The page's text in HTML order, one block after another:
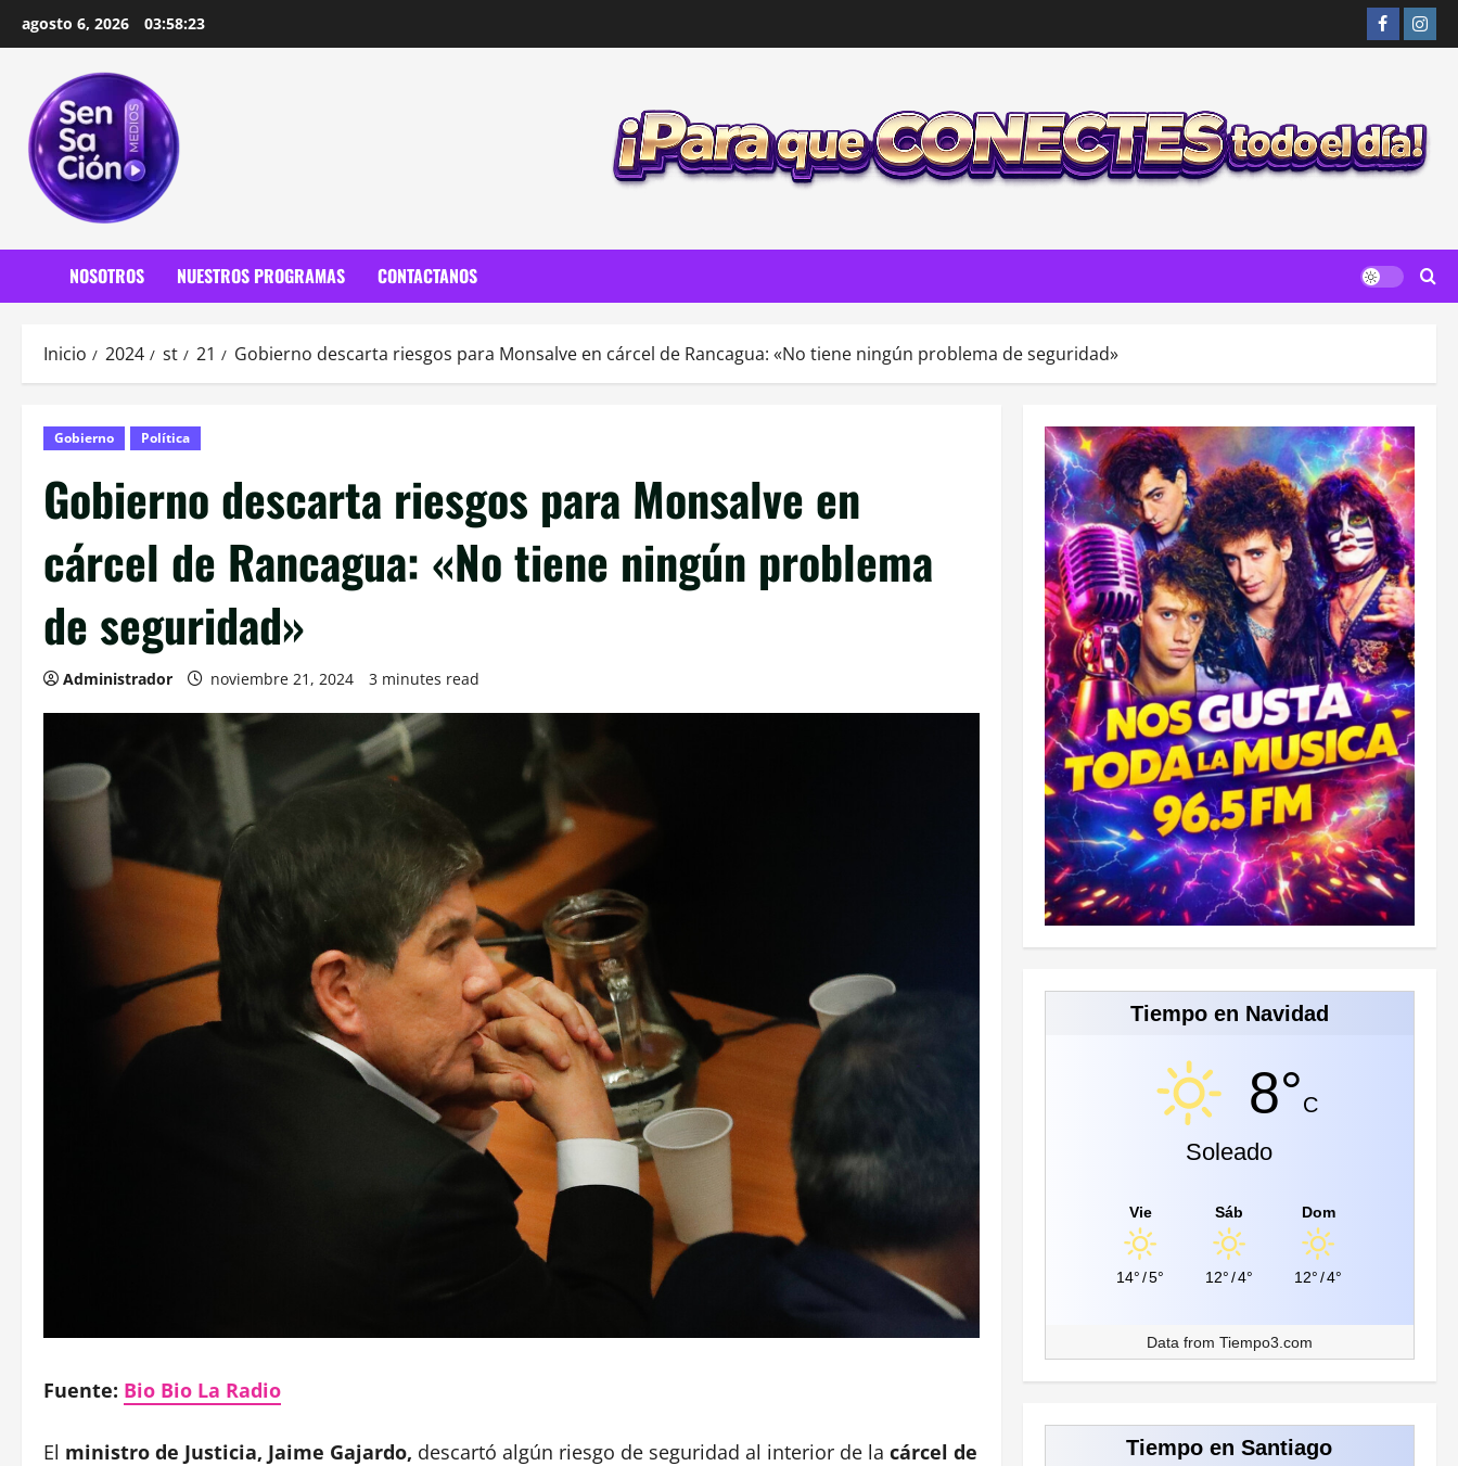
agosto 6, 2026 03:58:24 Facebook
NOSOTROS NUESTROS PROGRAMAS CONTACTANOS
Inicio 2024 st 21 Gobierno descarta riesgos para Monsalve en cárcel de Rancagua: «No tiene ningún problema de seguridad»
Gobierno Política
Gobierno descarta riesgos para Monsalve en
cárcel de Rancagua: «No tiene ningún problema
de seguridad»
Administrador noviembre 21, 2024 3 minutes read
Fuente: Bio Bio La Radio
El ministro de Justicia, Jaime Gajardo, descartó algún riesgo de seguridad al interior de la cárcel de
Tiempo en Navidad
8°C
Soleado
Vie
14° /5°
Sáb
12° /4°
Dom
12° /4°
Data from Tiempo3.com
Tiempo en Santiago